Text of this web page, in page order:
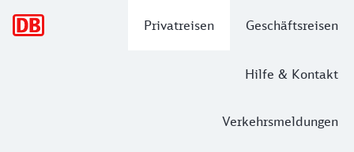
Privatreisen Geschäftsreisen
Hilfe & Kontakt
Verkehrsmeldungen